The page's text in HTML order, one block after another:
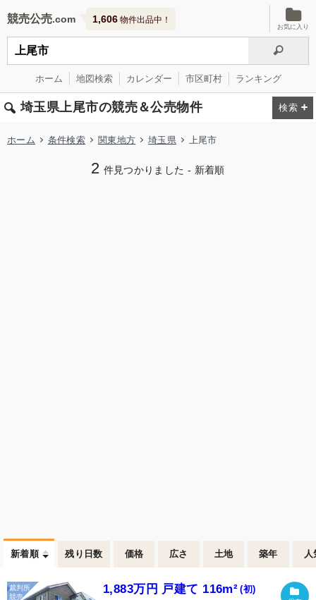
競売公売 1,606 物件出品中！
お気に入り
ホーム 地図検索 カレンダー 市区町村 ランキング
埼玉県上尾市の競売＆公売物件
ホーム 条件検索 関東地方 埼玉県 上尾市
2 件見つかりました - 新着順
新着順 残り日数 価格 広さ 土地 築年 人
1,883万円 戸建て 116m² (初)